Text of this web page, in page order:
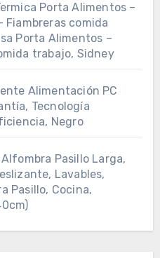
Porta Alimentos –
Fiambreras comida
Porta Alimentos –
trabajo, Sidney
Alimentación PC
Tecnología
Negro
Pasillo Larga,
Lavables,
Pasillo, Cocina,